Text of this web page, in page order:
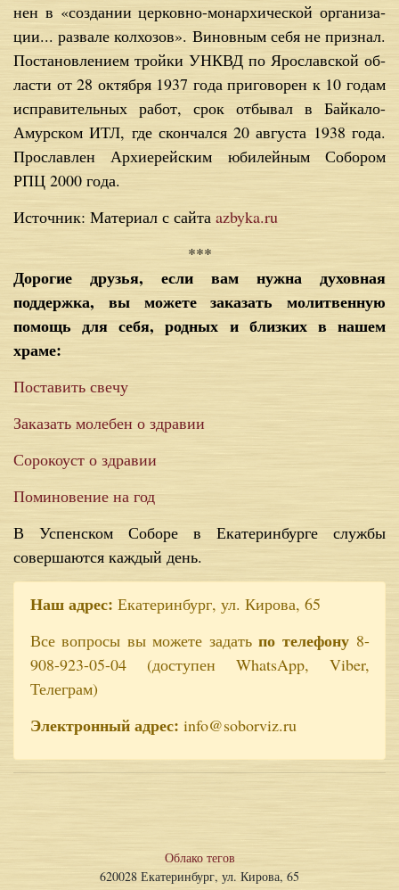
нен в «со­зда­нии цер­ков­но-мо­нар­хи­че­ской ор­га­ни­за­
ции... раз­ва­ле кол­хо­зов». Ви­нов­ным се­бя не при­знал.
По­ста­нов­ле­ни­ем трой­ки УНКВД по Яро­слав­ской об­
ла­сти от 28 ок­тяб­ря 1937 го­да при­го­во­рен к 10 го­дам
ис­пра­ви­тель­ных ра­бот, срок от­бы­вал в Бай­ка­ло-
Амур­ском ИТЛ, где скон­чал­ся 20 ав­гу­ста 1938 го­да.
Про­слав­лен Ар­хи­ерей­ским юби­лей­ным Со­бо­ром
РПЦ 2000 го­да.
Источник: Материал с сайта azbyka.ru
***
Дорогие друзья, если вам нужна духовная
поддержка, вы можете заказать молитвенную
помощь для себя, родных и близких в нашем
храме:
Поставить свечу
Заказать молебен о здравии
Сорокоуст о здравии
Поминовение на год
В Успенском Соборе в Екатеринбурге службы
совершаются каждый день.
Наш адрес: Екатеринбург, ул. Кирова, 65
Все вопросы вы можете задатьпо телефону8-
908-923-05-04 (доступен WhatsApp, Viber,
Телеграм)
Электронный адрес: info@soborviz.ru
Облако тегов
620028 Екатеринбург, ул. Кирова, 65